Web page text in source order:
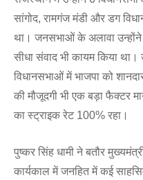
सांगोद, रामगंज मंडी और डग
था। जनसभाओं के अलावा उन्होंने
सीधा संवाद भी कायम किया
विधानसभाओं में भाजपा को
की मौजूदगी भी एक बड़ा फैक्टर
का स्ट्राइक रेट 100% रहा।
पुष्कर सिंह धामी ने बतौर
कार्यकाल में जनहित में कई